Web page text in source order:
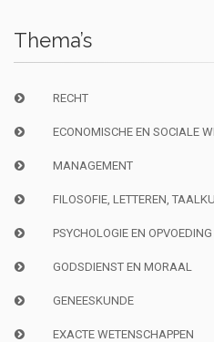
Thema’s
RECHT
ECONOMISCHE EN SOCIALE
MANAGEMENT
FILOSOFIE, LETTEREN,
PSYCHOLOGIE EN OPVOEDING
GODSDIENST EN MORAAL
GENEESKUNDE
EXACTE WETENSCHAPPEN